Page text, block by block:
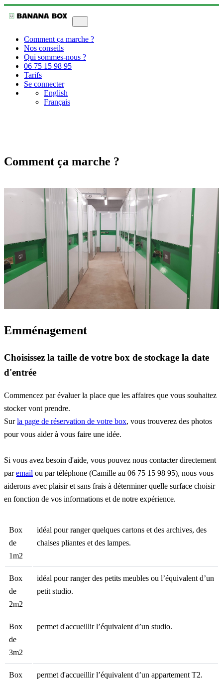
Comment ça marche ?
Nos conseils
Qui sommes-nous ?
06 75 15 98 95
Tarifs
Se connecter
English
Français
Comment ça marche ?
Emménagement
Choisissez la taille de votre box de stockage la date
d'entrée
Commencez par évaluer la place que les affaires que vous souhaitez
stocker vont prendre.
Surla page de réservation de votre box, vous trouverez des photos
pour vous aider à vous faire une idée.
Si vous avez besoin d'aide, vous pouvez nous contacter directement
paremail ou par téléphone (Camille au 06 75 15 98 95), nous vous
aiderons avec plaisir et sans frais à déterminer quelle surface choisir
en fonction de vos informations et de notre expérience.
Box
de
1m2
idéal pour ranger quelques cartons et des archives, des
chaises pliantes et des lampes.
Box
de
2m2
idéal pour ranger des petits meubles ou l’équivalent d’un
petit studio.
Box
de
3m2
permet d'accueillir l’équivalent d’un studio.
Box
permet d'accueillir l’équivalent d’un appartement T2.